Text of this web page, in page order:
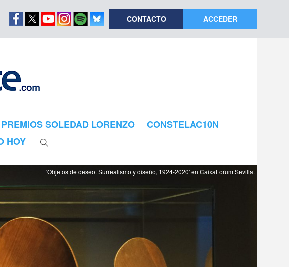
CONTACTO ACCEDER
PREMIOS SOLEDAD LORENZO
CONSTELAC10N
HOY
'Objetos de deseo. Surrealismo y diseño, 1924-2020' en CaixaForum Sevilla.